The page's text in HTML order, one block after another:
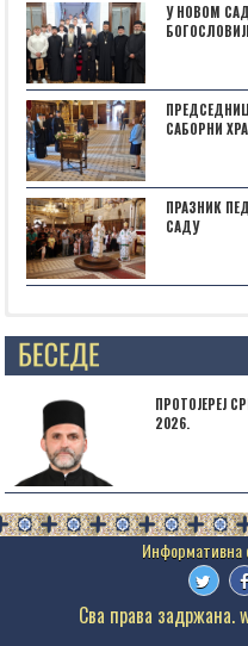
У НОВОМ
САБОРНИ
ПРАЗНИК
САДУ
Posts not found
ПРОТОЈЕРЕЈ
2026.
Сва права задржана.